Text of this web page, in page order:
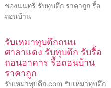
ช่องนนทรี รับทุบตึก ราคาถูก รื้อ
ถอนบ้าน
รับเหมาทุบตึกถนน
ศาลาแดง รับทุบตึก รับรื้อ
ถอนอาคาร รื้อถอนบ้าน
ราคาถูก
รับเหมาทุบตึก.com รับเหมาทุบตึก